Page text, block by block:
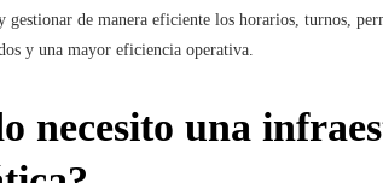
gestionar de manera eficiente los horarios, turnos,
y una mayor eficiencia operativa.
necesito una